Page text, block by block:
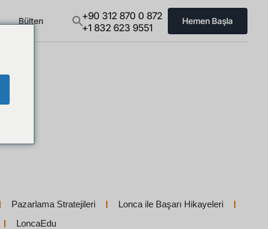
Bülten
+90 312 870 0 872
+1 832 623 9551
Hemen Başla
Pazarlama Stratejileri
Lonca ile Başarı Hikayeleri
LoncaEdu